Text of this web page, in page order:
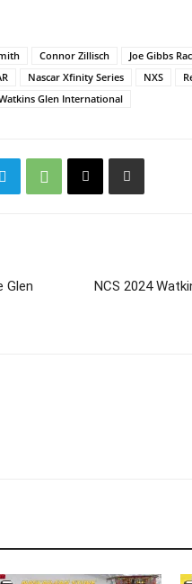
Connor Zillisch Joe Gibbs
Nascar Xfinity Series NXS
Glen International
Glen
NCS 2024